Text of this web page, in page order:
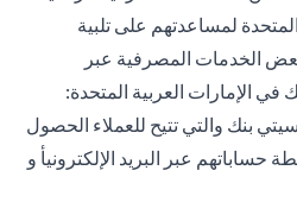
لمساعدتهم على تلبية
بعض الخدمات المصرفية عبر
في الإمارات العربية المتحدة:
بنك والتي تتيح للعملاء الحصول
عبر البريد الإلكترونيأ و